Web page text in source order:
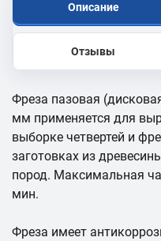
Описание
Отзывы
Фреза пазовая
мм применяется для
выборке четвертей и
заготовках из
пород. Максимальная
мин.
Фреза имеет